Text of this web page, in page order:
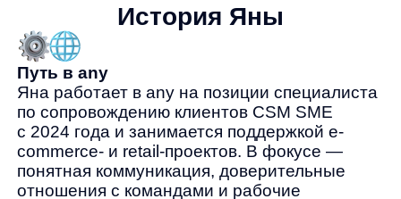
с 2024 года и занимается поддержкой e-
commerce- и retail-проектов. В фокусе —
понятная коммуникация, доверительные
отношения с командами и рабочие
процессы, которые помогают партнерам
двигаться по плану.
Образование
Магистратура: социология управления